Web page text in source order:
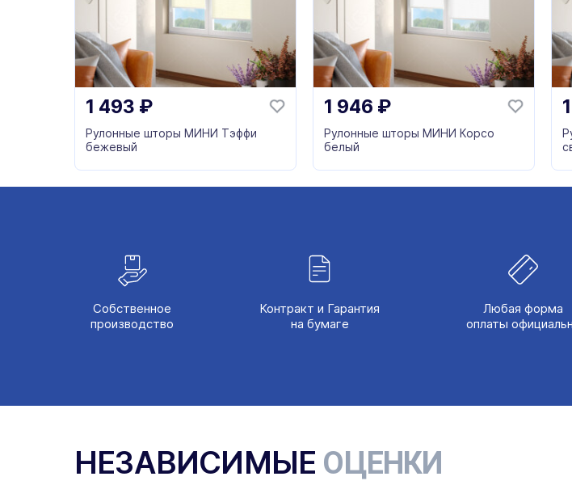
1 493 ₽
Рулонные шторы МИНИ Тэффи
бежевый
1 946 ₽
Рулонные шторы МИНИ Корсо
белый
Собственное
производство
Контракт и Гарантия
на бумаге
Любая форма
оплаты
НЕЗАВИСИМЫЕ ОЦЕНКИ